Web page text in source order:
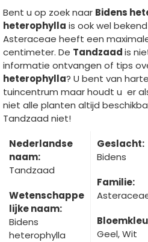
Bent u op zoek naar Bidens
heterophylla is ook wel
Asteraceae heeft een
centimeter. De Tandzaadis
informatie ontvangen of tips
heterophylla? U bent van
tuincentrum maar houdt u er
niet alle planten altijd
Tandzaad niet!
Nederlandse
naam:
Tandzaad
Wetenschappe
lijke naam:
Bidens
heterophylla
Geslacht:
Bidens
Familie:
Geel, Wit